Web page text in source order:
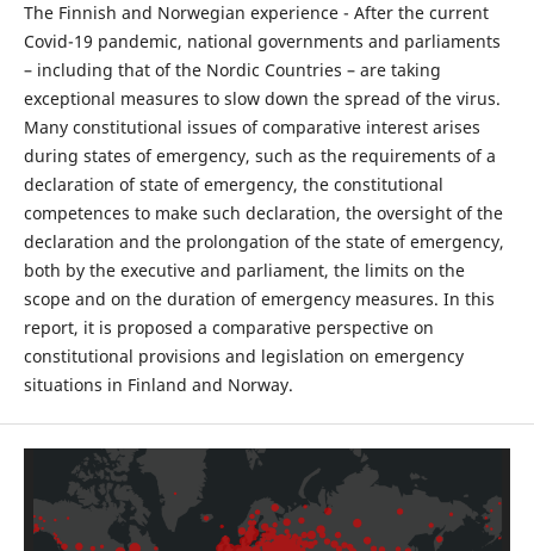
The Finnish and Norwegian experience - After the current
Covid-19 pandemic, national governments and parliaments
– including that of the Nordic Countries – are taking
exceptional measures to slow down the spread of the virus.
Many constitutional issues of comparative interest arises
during states of emergency, such as the requirements of a
declaration of state of emergency, the constitutional
competences to make such declaration, the oversight of the
declaration and the prolongation of the state of emergency,
both by the executive and parliament, the limits on the
scope and on the duration of emergency measures. In this
report, it is proposed a comparative perspective on
constitutional provisions and legislation on emergency
situations in Finland and Norway.